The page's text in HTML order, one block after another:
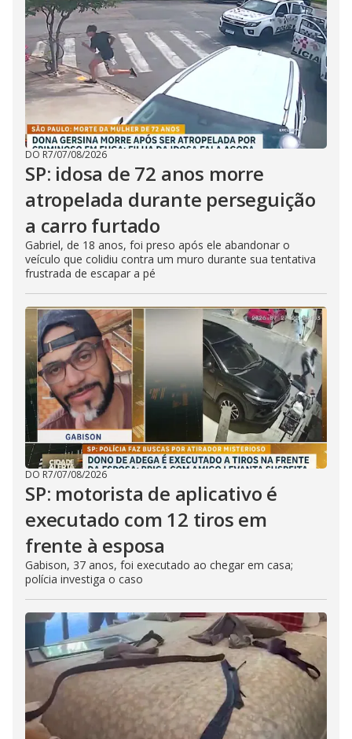
DO R7/07/08/2026
SP: idosa de 72 anos morre
atropelada durante perseguição
a carro furtado
Gabriel, de 18 anos, foi preso após ele abandonar o
veículo que colidiu contra um muro durante sua tentativa
frustrada de escapar a pé
DO R7/07/08/2026
SP: motorista de aplicativo é
executado com 12 tiros em
frente à esposa
Gabison, 37 anos, foi executado ao chegar em casa;
polícia investiga o caso